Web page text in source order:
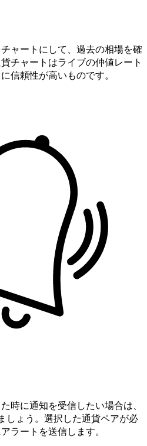
ャートにして、過去の相場を確
チャートはライブの仲値レート
信頼性が高いものです。
時に通知を受信したい場合は、
しょう。選択した通貨ペアが必
ラートを送信します。